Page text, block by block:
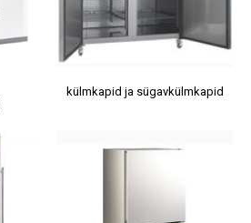
külmkapid ja sügavkülmkapid